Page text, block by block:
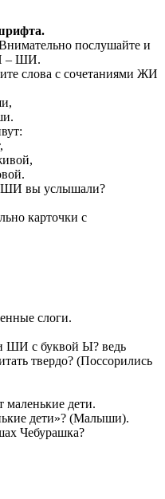
послушайте и
– ШИ.
слова с сочетаниями ЖИ
ШИ вы услышали?
карточки с
слоги.
ШИ с буквой Ы? ведь
твердо? (Поссорились
дети.
дети»? (Малыши).
Чебурашка?